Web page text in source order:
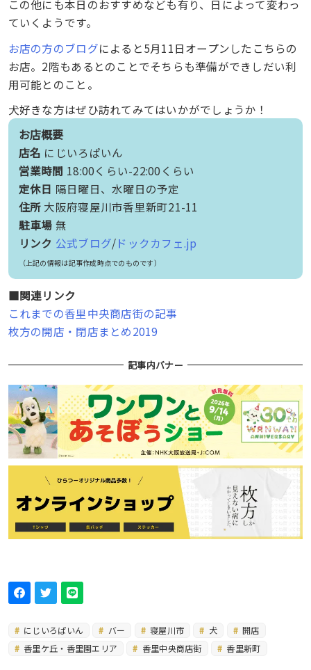
この他にも本日のおすすめなども有り、日によって変わっ
ていくようです。
お店の方のブログによると5月11日オープンしたこちらの
お店。2階もあるとのことでそちらも準備ができしだい利
用可能とのこと。
犬好きな方はぜひ訪れてみてはいかがでしょうか！
お店概要
店名 にじいろぱいん
営業時間 18:00くらい-22:00くらい
定休日 隔日曜日、水曜日の予定
住所 大阪府寝屋川市香里新町21-11
駐車場 無
リンク 公式ブログ/ドックカフェ.jp
（上記の情報は記事作成時点でのものです）
■関連リンク
これまでの香里中央商店街の記事
枚方の開店・閉店まとめ2019
記事内バナー
にじいろぱいん バー 寝屋川市 犬
開店
香里ケ丘・香里園エリア
香里中央商店街 香里新町